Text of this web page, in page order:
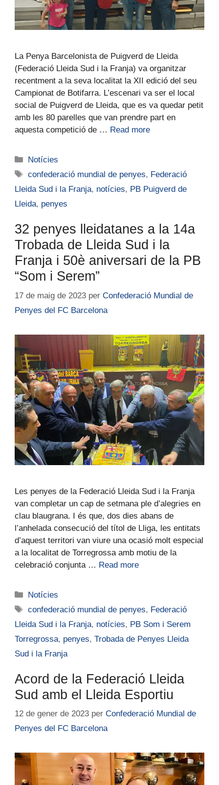
La Penya Barcelonista de Puigverd de Lleida
(Federació Lleida Sud i la Franja) va organitzar
recentment a la seva localitat la XII edició del seu
Campionat de Botifarra. L’escenari va ser el local
social de Puigverd de Lleida, que es va quedar petit
amb les 80 parelles que van prendre part en
aquesta competició de … Read more
Notícies
confederació mundial de penyes, Federació
Lleida Sud i la Franja, notícies, PB Puigverd de
Lleida, penyes
32 penyes lleidatanes a la 14a
Trobada de Lleida Sud i la
Franja i 50è aniversari de la PB
“Som i Serem”
17 de maig de 2023 per Confederació Mundial de
Penyes del FC Barcelona
Les penyes de la Federació Lleida Sud i la Franja
van completar un cap de setmana ple d’alegries en
clau blaugrana. I és que, dos dies abans de
l’anhelada consecució del títol de Lliga, les entitats
d’aquest territori van viure una ocasió molt especial
a la localitat de Torregrossa amb motiu de la
celebració conjunta … Read more
Notícies
confederació mundial de penyes, Federació
Lleida Sud i la Franja, notícies, PB Som i Serem
Torregrossa, penyes, Trobada de Penyes Lleida
Sud i la Franja
Acord de la Federació Lleida
Sud amb el Lleida Esportiu
12 de gener de 2023 per Confederació Mundial de
Penyes del FC Barcelona